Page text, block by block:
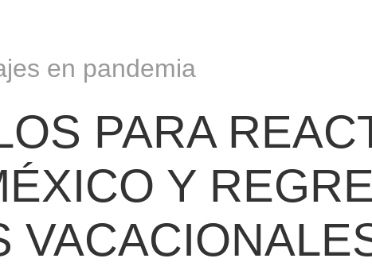
en pandemia
PARA
Y